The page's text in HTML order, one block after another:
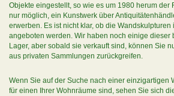
Objekte eingestellt, so wie es um 1980 herum der
nur möglich, ein Kunstwerk über
erwerben. Es ist nicht klar, ob die Wandskulpturen
angeboten werden. Wir haben noch einige dieser
Lager, aber sobald sie verkauft sind, können Sie
aus privaten Sammlungen zurückgreifen.
Wenn Sie auf der Suche nach einer einzigartigen
für einen Ihrer Wohnräume sind, sehen Sie sich